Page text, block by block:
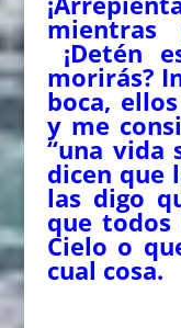
mientras
¡Detén
morirás?
boca,
y me
“una vida
dicen que
las digo
que
Cielo o
cual cosa.